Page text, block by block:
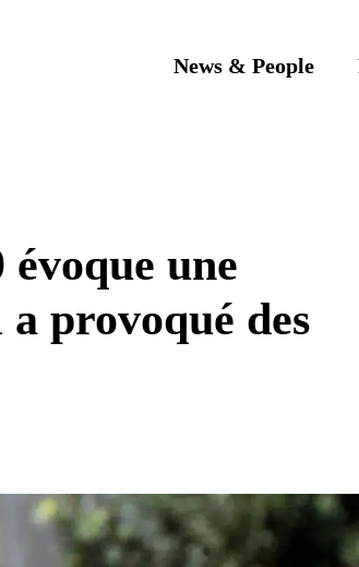
News & People
une
provoqué des